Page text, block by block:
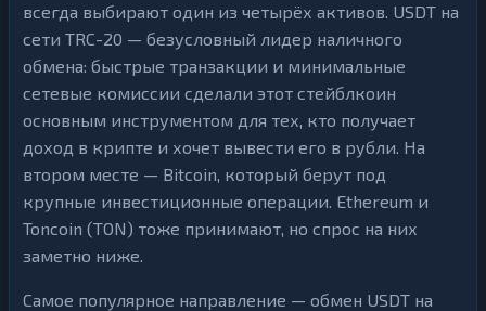
всегда выбирают один из четырёх активов. USDT на
сети TRC-20 — безусловный лидер наличного
обмена: быстрые транзакции и минимальные
сетевые комиссии сделали этот стейблкоин
основным инструментом для тех, кто получает
доход в крипте и хочет вывести его в рубли. На
втором месте — Bitcoin, который берут под
крупные инвестиционные операции. Ethereum и
Toncoin (TON) тоже принимают, но спрос на них
заметно ниже.
Самое популярное направление — обмен USDT на